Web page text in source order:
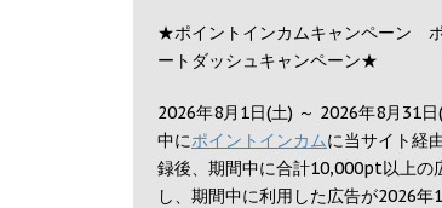
★ポイントインカムキャンペーン
ートダッシュキャンペーン★
2026年8月1日(土) ～ 2026年8月31日
中にポイントインカムに当サイト経
録後、期間中に合計10,000pt以上の
し、期間中に利用した広告が2026年